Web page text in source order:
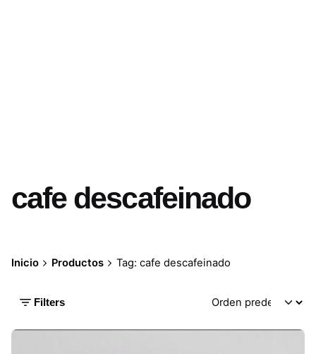
cafe descafeinado
Inicio Productos Tag: cafe descafeinado
Filters